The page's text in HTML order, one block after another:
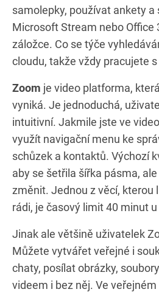
samolepky, používat ankety
Microsoft Stream nebo Office
záložce. Co se týče
cloudu, takže vždy pracujete
Zoom je video platforma,
vyniká. Je jednoduchá,
intuitivní. Jakmile jste ve
využít navigační menu ke
schůzek a kontaktů. Výchozí
aby se šetřila šířka pásma,
změnit. Jednou z věcí, kterou
rádi, je časový limit 40 minut
Jinak ale většině uživatelek
Můžete vytvářet veřejné i
chaty, posílat obrázky,
videem i bez něj. Ve